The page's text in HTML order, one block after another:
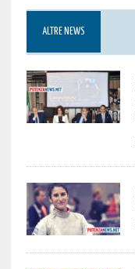
ALTRE NEWS